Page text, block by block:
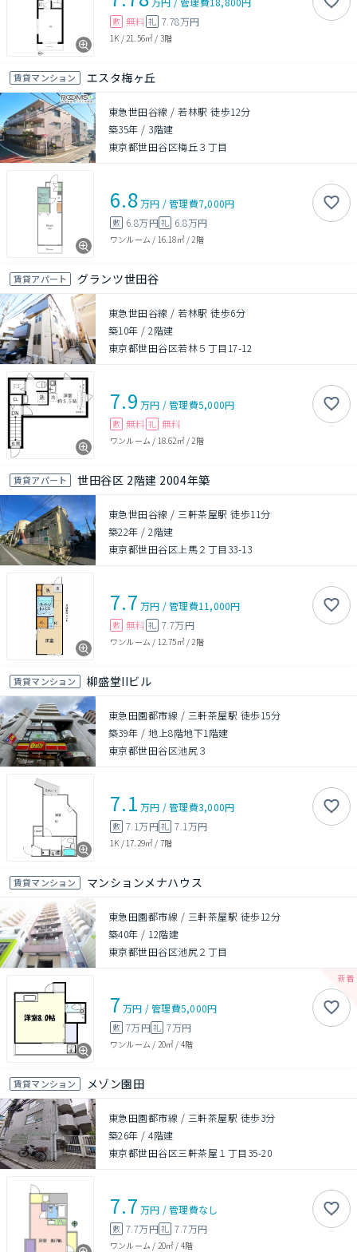
敷 無料 礼 7.78万円
1K / 21.56㎡ / 3階
賃貸マンション エスタ梅ヶ丘
東急世田谷線 / 若林駅 徒歩12分
築35年 / 3階建
東京都世田谷区梅丘３丁目
6.8万円 /管理費7,000円
敷 6.8万円礼 6.8万円
ワンルーム / 16.18㎡/ 2階
賃貸アパート グランツ世田谷
東急世田谷線 / 若林駅 徒歩6分
築10年 /2階建
東京都世田谷区若林５丁目17-12
7.9 万円 /管理費5,000円
敷 無料 礼 無料
ワンルーム / 18.62㎡/ 2階
賃貸アパート 世田谷区 2階建 2004年築
東急世田谷線 / 三軒茶屋駅 徒歩11分
築22年 /2階建
東京都世田谷区上馬２丁目33-13
7.7 万円 /管理費11,000円
敷 無料 礼 7.7万円
ワンルーム / 12.75㎡/ 2階
賃貸マンション 柳盛堂IIビル
東急田園都市線 / 三軒茶屋駅 徒歩15分
築39年 /地上8階地下1階建
東京都世田谷区池尻３
7.1 万円 /管理費3,000円
敷 7.1万円礼 7.1万円
1K / 17.29㎡ / 7階
賃貸マンション マンションメナハウス
東急田園都市線 / 三軒茶屋駅 徒歩12分
築40年 / 12階建
東京都世田谷区池尻２丁目
7 万円 /管理費5,000円
敷 7万円礼 7万円
ワンルーム / 20㎡ / 4階
賃貸マンション メゾン園田
東急田園都市線 / 三軒茶屋駅 徒歩3分
築26年 /4階建
東京都世田谷区三軒茶屋１丁目35-20
7.7 万円 /管理費なし
敷 7.7万円礼 7.7万円
ワンルーム / 20㎡ / 4階